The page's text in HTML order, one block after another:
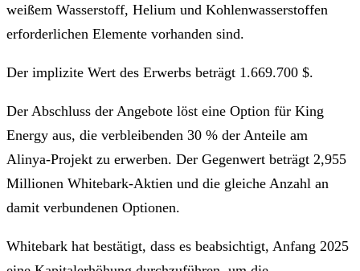
weißem Wasserstoff, Helium und Kohlenwasserstoffen
erforderlichen Elemente vorhanden sind.
Der implizite Wert des Erwerbs beträgt 1.669.700 $.
Der Abschluss der Angebote löst eine Option für King
Energy aus, die verbleibenden 30 % der Anteile am
Alinya-Projekt zu erwerben. Der Gegenwert beträgt 2,955
Millionen Whitebark-Aktien und die gleiche Anzahl an
damit verbundenen Optionen.
Whitebark hat bestätigt, dass es beabsichtigt, Anfang 2025